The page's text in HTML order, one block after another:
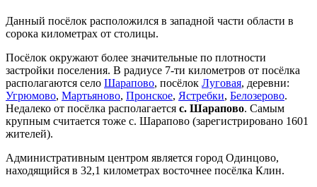
Данный посёлок расположился в западной части области в
сорока километрах от столицы.
Посёлок окружают более значительные по плотности
застройки поселения. В радиусе 7-ти километров от посёлка
располагаются село Шарапово, посёлок Луговая, деревни:
Угрюмово, Мартьяново, Пронское, Ястребки, Белозерово.
Недалеко от посёлка располагается с. Шарапово. Самым
крупным считается тоже с. Шарапово (зарегистрировано 1601
жителей).
Административным центром является город Одинцово,
находящийся в 32,1 километрах восточнее посёлка Клин.